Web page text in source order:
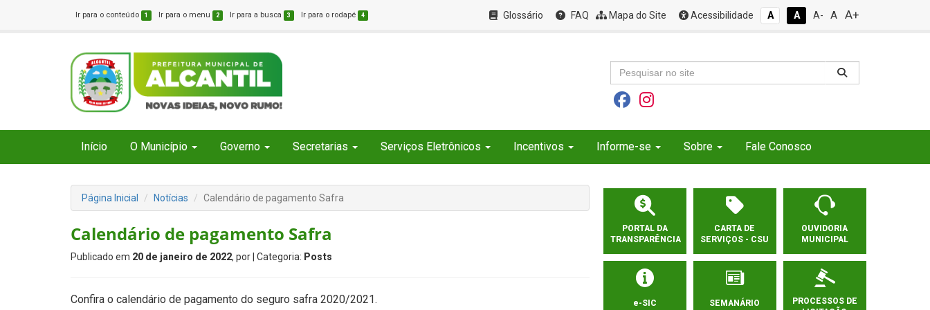
Ir para o conteúdo 1 Ir para o menu 2 Ir para a busca 3 Ir para o rodapé 4 Glossário FAQ Mapa do Site Acessibilidade A A A- A A+
Início O Município Governo Secretarias Serviços Eletrônicos Incentivos Informe-se Sobre Fale Conosco
Página Inicial Notícias Calendário de pagamento Safra
Calendário de pagamento Safra
Publicado em 20 de janeiro de 2022, por | Categoria: Posts
Confira o calendário de pagamento do seguro safra 2020/2021.
PORTAL DA
TRANSPARÊNCIA
CARTA DE
SERVIÇOS - CSU
OUVIDORIA
MUNICIPAL
e-SIC SEMANÁRIO
PROCESSOS DE